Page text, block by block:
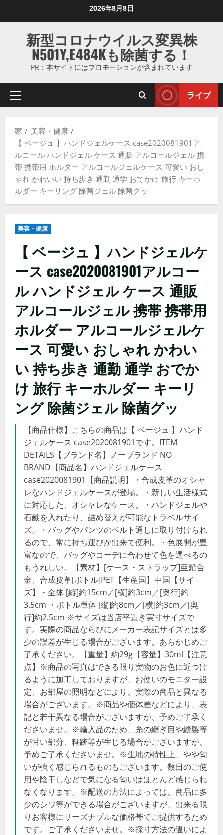
ス
ッ
2026年8月8日
新型コロナウイルス変異株
N501Y,E484Kも除菌する！
PR：本サイトにはプロモーションが含まれています
プ
マ
リ
メ
ニ
ュ
ー
ライブ
家
美容・健康
【 ベージュ 】ハンドジェルケース case2020081901ア
ルコール ハンドジェル ケース 通販 アルコールジェル 携
帯 携帯用 ホルダー アルコールジェルケース 可愛い おし
ゃれ かわいい 持ち歩き 通勤 通学 おでかけ 旅行 キーホ
ルダー キーリング 除菌ジェル 除菌グッ
美容・健康
【 ベージュ 】ハンドジェルケ
ース case2020081901アルコー
ル ハンドジェル ケース 通販
アルコールジェル 携帯 携帯用
ホルダー アルコールジェルケ
ース 可愛い おしゃれ かわい
い 持ち歩き 通勤 通学 おでか
け 旅行 キーホルダー キーリ
ング 除菌ジェル 除菌グッ
【商品仕様】こちらの商品は【 ベージュ 】ハンド
ジェルケース case2020081901です。ITEM
DETAILS【ブランド名】ノーブランド NO
BRAND【商品名】ハンドジェルケース
case2020081901【商品説明】・合成皮革のオシャ
レなハンドジェルケースが登場。・新しい生活様式
に対応した、オシャレなケース。・ハンドジェルや
石鹸を入れたり、詰め替えが可能なトラベルサイ
ズ。・バッグやパンツのベルト通しに取り付けられ
るので、常に持ち運びが出来て便利。・色展開が豊
富なので、バッグやコーデに合わせて色を選べるの
もうれしい。【素材】[ケース・ストラップ]亜鉛合
金、合成皮革[ボトル]PET【生産国】中国【サイ
ズ】・全体 [縦]約15cm／[横]約3cm／[奥行]約
3.5cm ・ボトル単体 [縦]約8cm／[横]約3cm／[奥
行]約2.5cm ※サイズは当店平置き実寸サイズで
す。実際の商品ならびにメーカー表記サイズとは多
少の誤差が生じる場合がございます。あらかじめご
了承ください。【重量】約29g【容量】30ml【注意
点】※商品の写真はできる限り実物のお色に近づけ
るように加工しておりますが、お使いのモニター設
定、お部屋の照明などにより、実際の商品と異なる
場合がございます。※商品や個体差などにより、表
記と若干異なる場合がございますが、予めご了承く
ださいませ。※輸入品のため、糸の継ぎ目や縫製等
が甘い部分、糊跡等が生じる場合がございますが、
予めご了承くださいませ。※生地の特性上、やや匂
いが強く感じられるものもございます。数日のご使
用や陰干しなどで気になる匂いはほとんど感じられ
なくなります。※配送の方法によっては、商品に多
少のシワ等ができる場合がございますが、出来る限
りお客様にリーズナブルな価格帯でご提供するため
です。ご了承くださいませ。※採寸方法の違いによ